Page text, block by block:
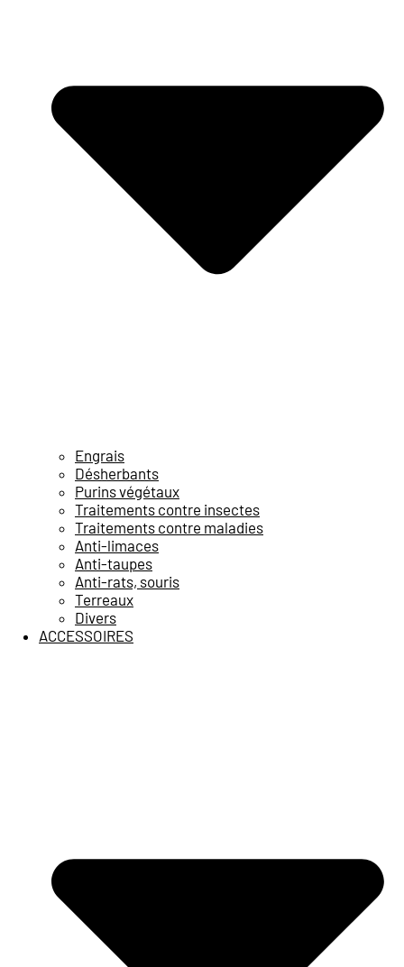
Engrais
Désherbants
Purins végétaux
Traitements contre insectes
Traitements contre maladies
Anti-limaces
Anti-taupes
Anti-rats, souris
Terreaux
Divers
ACCESSOIRES